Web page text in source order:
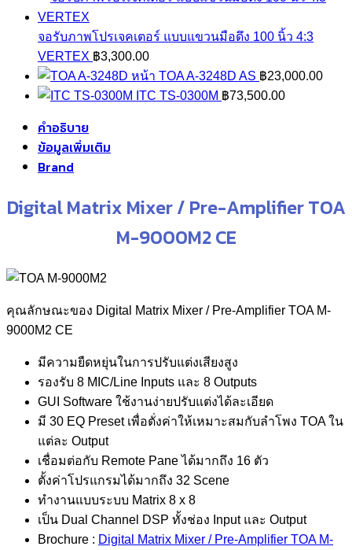
จอรับภาพโปรเจคเตอร์ แบบแขวนมือดึง 100 นิ้ว 4:3
VERTEX ฿3,300.00
TOA A-3248D AS ฿23,000.00
ITC TS-0300M ฿73,500.00
คำอธิบาย
ข้อมูลเพิ่มเติม
Brand
Digital Matrix Mixer / Pre-Amplifier TOA
M-9000M2 CE
คุณลักษณะของ Digital Matrix Mixer / Pre-Amplifier TOA M-
9000M2 CE
มีความยืดหยุ่นในการปรับแต่งเสียงสูง
รองรับ 8 MIC/Line Inputs และ 8 Outputs
GUI Software ใช้งานง่ายปรับแต่งได้ละเอียด
มี 30 EQ Preset เพื่อตั่งค่าให้เหมาะสมกับลำโพง TOA ใน
แต่ละ Output
เชื่อมต่อกับ Remote Pane ได้มากถึง 16 ตัว
ตั้งค่าโปรแกรมได้มากถึง 32 Scene
ทำงานแบบระบบ Matrix 8 x 8
เป็น Dual Channel DSP ทั้งช่อง Input และ Output
Brochure : Digital Matrix Mixer / Pre-Amplifier TOA M-